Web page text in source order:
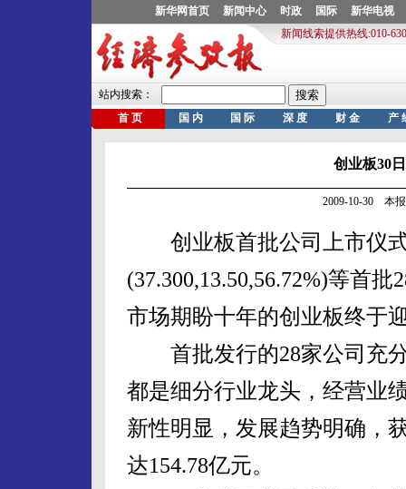
创业板30
2009-10-30 本
创业板首批公司上市仪式
(37.300,13.50,56.72%)等首
市场期盼十年的创业板终于
首批发行的28家公司充分
都是细分行业龙头，经营业
新性明显，发展趋势明确，
达154.78亿元。